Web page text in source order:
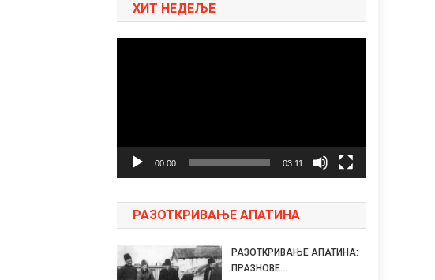
ХИТ НЕДЕЉЕ
00:00 03:11
РАЗОТКРИВАЊЕ АПАТИНА
РАЗОТКРИВАЊЕ АПАТИНА:
ПРАЗНОВЕ...